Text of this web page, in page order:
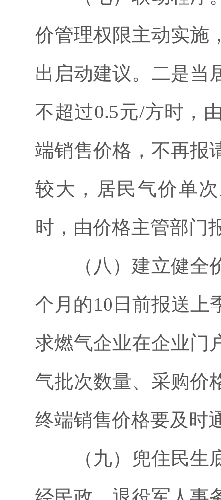
价管理权限主动实施
出启动建议。二是当
不超过0.5元/方时，
端销售价格，不再报
较大，居民气价单
时，由价格主管部门
（八）建立健
个月的10日前报送上
求燃气企业在企业门
气批次数量、采购价
终端销售价格要及时
（九）兜住民